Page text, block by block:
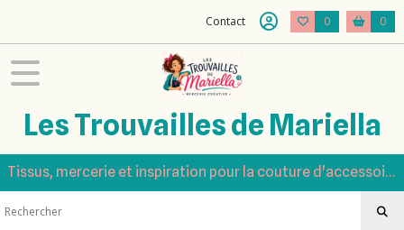
Contact 0 0
Les Trouvailles de Mariella
Tissus, mercerie et inspiration pour la couture d'accessoires